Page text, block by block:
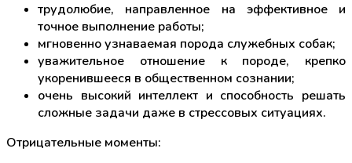
трудолюбие, направленное на эффективное и
точное выполнение работы;
мгновенно узнаваемая порода служебных собак;
уважительное отношение к породе, крепко
укоренившееся в общественном сознании;
очень высокий интеллект и способность решать
сложные задачи даже в стрессовых ситуациях.
Отрицательные моменты: